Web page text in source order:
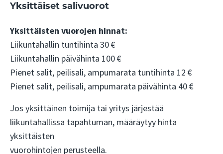
Yksittäiset salivuorot
Yksittäisten vuorojen hinnat:
Liikuntahallin tuntihinta 30 €
Liikuntahallin päivähinta 100 €
Pienet salit, peilisali, ampumarata tuntihinta 12 €
Pienet salit, peilisali, ampumarata päivähinta 40 €
Jos yksittäinen toimija tai yritys järjestää
liikuntahallissa tapahtuman, määräytyy hinta
yksittäisten
vuorohintojen perusteella.